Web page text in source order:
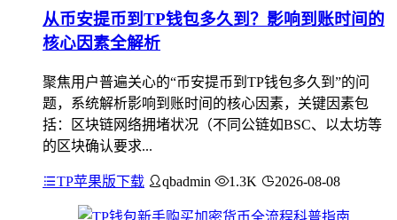
从币安提币到TP钱包多久到？影响到账时间的
核心因素全解析
聚焦用户普遍关心的“币安提币到TP钱包多久到”的问
题，系统解析影响到账时间的核心因素，关键因素包
括：区块链网络拥堵状况（不同公链如BSC、以太坊等
的区块确认要求...
TP苹果版下载 qbadmin 1.3K 2026-08-08